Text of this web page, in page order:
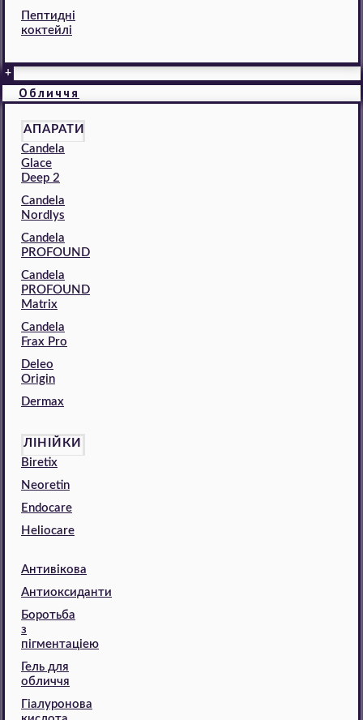
Пептидні
коктейлі
+
Обличчя
АПАРАТИ
Candela
Glace
Deep 2
Candela
Nordlys
Candela
PROFOUND
Candela
PROFOUND
Matrix
Candela
Frax Pro
Deleo
Origin
Dermax
ЛІНІЙКИ
Biretix
Neoretin
Endocare
Heliocare
Антивікова
Антиоксиданти
Боротьба
з
пігментаціею
Гель для
обличчя
Гіалуронова